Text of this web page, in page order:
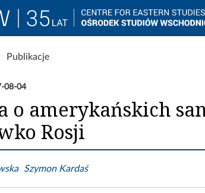
Publikacje
08-04
o amerykańskich
Rosji
Szymon Kardaś